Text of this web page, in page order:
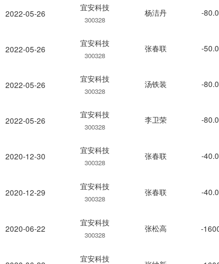
2022-05-26
2022-05-26
2022-05-26
2022-05-26
2020-12-30
2020-12-29
2020-06-22
宜安科技
300328
杨洁丹 -
宜安科技
300328
张春联 -
宜安科技
300328
汤铁装 -
宜安科技
300328
李卫荣 -
宜安科技
300328
张春联 -
宜安科技
300328
张春联 -
宜安科技
300328
张松高 -
宜安科技